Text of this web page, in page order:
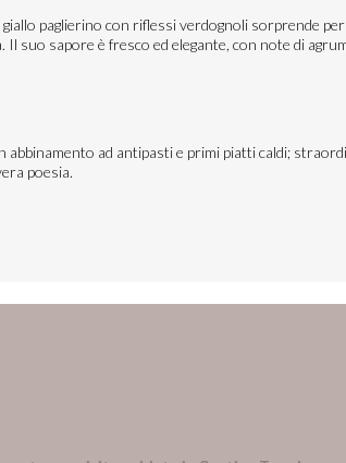
paglierino con riflessi verdognoli sorprende
Il suo sapore è fresco ed elegante, con note di
ad antipasti e primi piatti caldi;
poesia.